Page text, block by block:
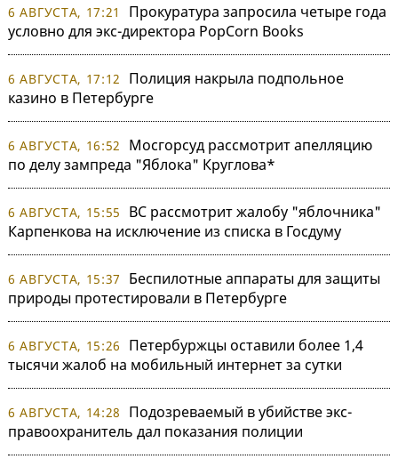
6 АВГУСТА, 17:21
Прокуратура запросила четыре года
условно для экс-директора PopCorn Books
6 АВГУСТА, 17:12
Полиция накрыла подпольное
казино в Петербурге
6 АВГУСТА, 16:52
Мосгорсуд рассмотрит апелляцию
по делу зампреда "Яблока" Круглова*
6 АВГУСТА, 15:55
ВС рассмотрит жалобу "яблочника"
Карпенкова на исключение из списка в Госдуму
6 АВГУСТА, 15:37
Беспилотные аппараты для защиты
природы протестировали в Петербурге
6 АВГУСТА, 15:26
Петербуржцы оставили более 1,4
тысячи жалоб на мобильный интернет за сутки
6 АВГУСТА, 14:28
Подозреваемый в убийстве экс-
правоохранитель дал показания полиции